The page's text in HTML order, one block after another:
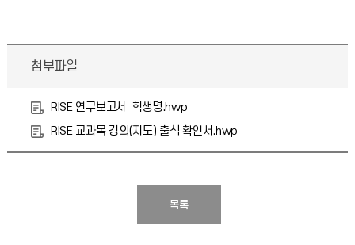
첨부파일
RISE 연구보고서_학생명.hwp
RISE 교과목 강의(지도) 출석 확인서.hwp
목록